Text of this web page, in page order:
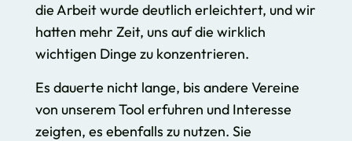
die Arbeit wurde deutlich erleichtert, und wir
hatten mehr Zeit, uns auf die wirklich
wichtigen Dinge zu konzentrieren.
Es dauerte nicht lange, bis andere Vereine
von unserem Tool erfuhren und Interesse
zeigten, es ebenfalls zu nutzen. Sie